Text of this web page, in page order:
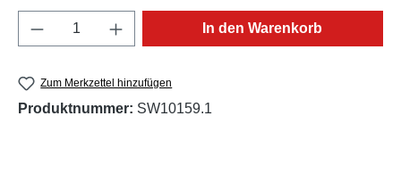
Produkt Anzahl: Gib den gewünschten
In den Warenkorb
Zum Merkzettel hinzufügen
Produktnummer: SW10159.1